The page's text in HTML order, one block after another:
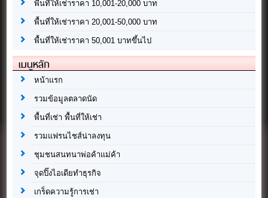
พื้นที่ให้เช่าราคา 10,001-20,000 บาท
พื้นที่ให้เช่าราคา 20,001-50,000 บาท
พื้นที่ให้เช่าราคา 50,001 บาทขึ้นไป
เมนูหลัก
หน้าแรก
รวมข้อมูลตลาดนัด
พื้นที่เช่า พื้นที่ให้เช่า
รวมแฟรนไชส์น่าลงทุน
ชุมชนสนทนาพ่อค้าแม่ค้า
จุดปิ๊งไอเดียทำธุรกิจ
เกร็ดความรู้การเช่า